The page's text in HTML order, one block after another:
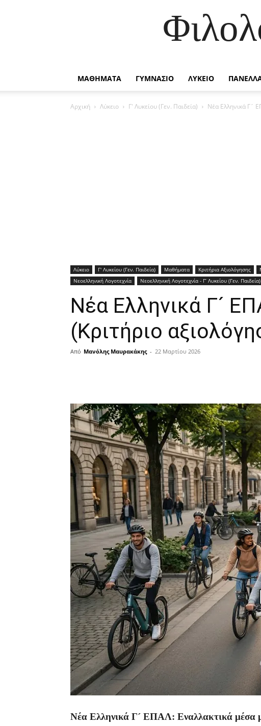
ΜΑΘΗΜΑΤΑ ΓΥΜΝΑΣΙΟ ΛΥΚΕΙΟ
Αρχική Λύκειο Γ' Λυκείου (Γεν. Παιδεία) Νέα Ελληνικά Γ´
Λύκειο Γ' Λυκείου (Γεν. Παιδεία) Μαθήματα Κριτήρια Αξιολόγησης
Νεοελληνική Λογοτεχνία
Νεοελληνική Λογοτεχνία - Γ’ Λυκείου (Γεν. Παιδεία)
Νέα Ελληνικά Γ´
(Κριτήριο
Από Μανόλης Μαυρακάκης - 22 Μαρτίου 2026
Νέα Ελληνικά Γ´ ΕΠΑΛ: Εναλλακτικά μέσα